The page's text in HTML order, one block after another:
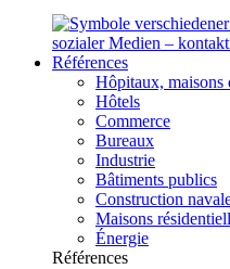
Références
Hôpitaux, maisons
Hôtels
Commerce
Bureaux
Industrie
Bâtiments publics
Construction
Maisons
Énergie
Références